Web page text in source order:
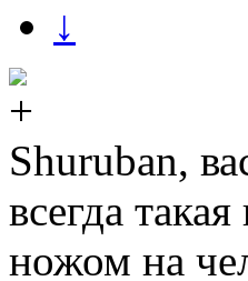
↓
Shuruban,
всегда
ножом на